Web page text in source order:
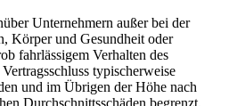
Unternehmern außer bei der
Körper und Gesundheit oder
fahrlässigem Verhalten des
typischerweise
und im Übrigen der Höhe nach